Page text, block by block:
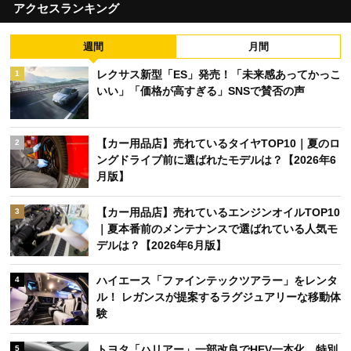
アクセスランキング
週間 月間
1
レクサス新型「ES」発売！「未来感あってかっこ
いい」「価格が高すぎる」SNSで賛否の声
2
【カー用品店】売れているタイヤTOP10｜夏のロ
ングドライブ前に選ばれたモデルは？【2026年6
月版】
3
【カー用品店】売れているエンジンオイルTOP10
｜夏本番前のメンテナンスで選ばれている人気モ
デルは？【2026年6月版】
4
ハイエース「ファインテックツアラー」をレンタ
ル！ レガンスが提案するラグジュアリーな移動体
験
5